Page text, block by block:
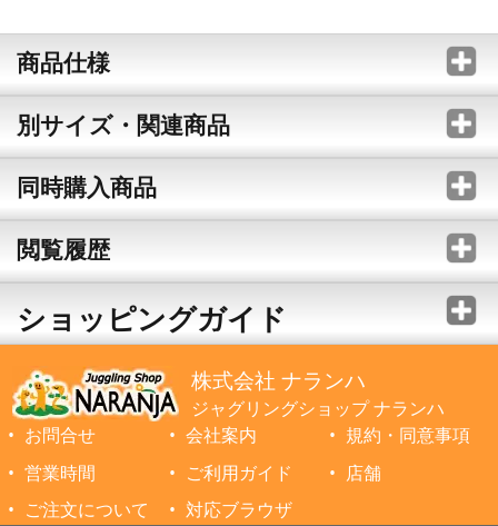
商品仕様
別サイズ・関連商品
同時購入商品
閲覧履歴
ショッピングガイド
株式会社 ナランハ
ジャグリングショップ ナランハ
お問合せ
会社案内
規約・同意事項
営業時間
ご利用ガイド
店舗
ご注文について
対応ブラウザ